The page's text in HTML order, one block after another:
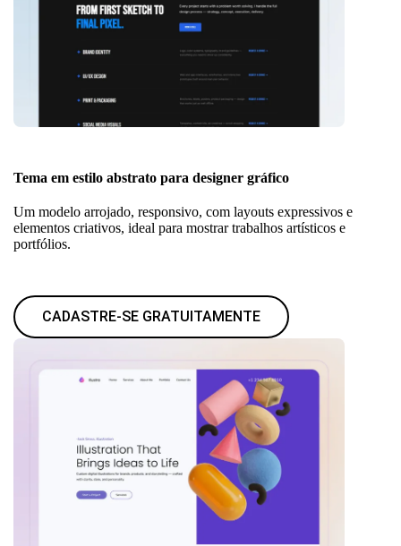
Tema em estilo abstrato para designer gráfico
Um modelo arrojado, responsivo, com layouts expressivos e
elementos criativos, ideal para mostrar trabalhos artísticos e
portfólios.
CADASTRE-SE GRATUITAMENTE